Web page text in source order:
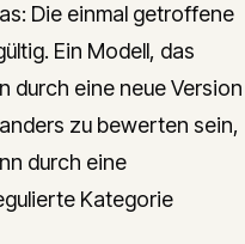
Die einmal getroffene
Ein Modell, das
durch eine neue Version
zu bewerten sein,
durch eine
Kategorie